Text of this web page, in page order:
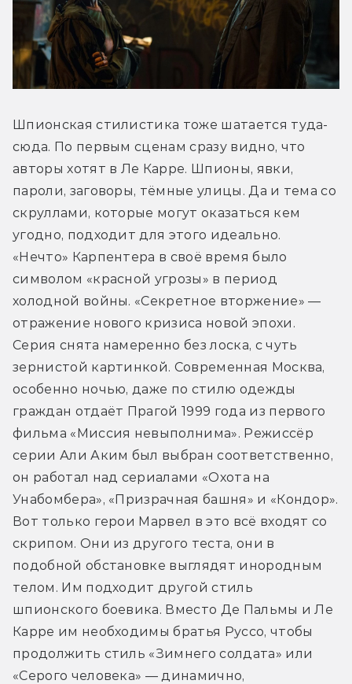
Шпионская стилистика тоже шатается туда-
сюда. По первым сценам сразу видно, что
авторы хотят в Ле Карре. Шпионы, явки,
пароли, заговоры, тёмные улицы. Да и тема со
скруллами, которые могут оказаться кем
угодно, подходит для этого идеально.
«Нечто» Карпентера в своё время было
символом «красной угрозы» в период
холодной войны. «Секретное вторжение» —
отражение нового кризиса новой эпохи.
Серия снята намеренно без лоска, с чуть
зернистой картинкой. Современная Москва,
особенно ночью, даже по стилю одежды
граждан отдаёт Прагой 1999 года из первого
фильма «Миссия невыполнима». Режиссёр
серии Али Аким был выбран соответственно,
он работал над сериалами «Охота на
Унабомбера», «Призрачная башня» и «Кондор».
Вот только герои Марвел в это всё входят со
скрипом. Они из другого теста, они в
подобной обстановке выглядят инородным
телом. Им подходит другой стиль
шпионского боевика. Вместо Де Пальмы и Ле
Карре им необходимы братья Руссо, чтобы
продолжить стиль «Зимнего солдата» или
«Серого человека» — динамично,